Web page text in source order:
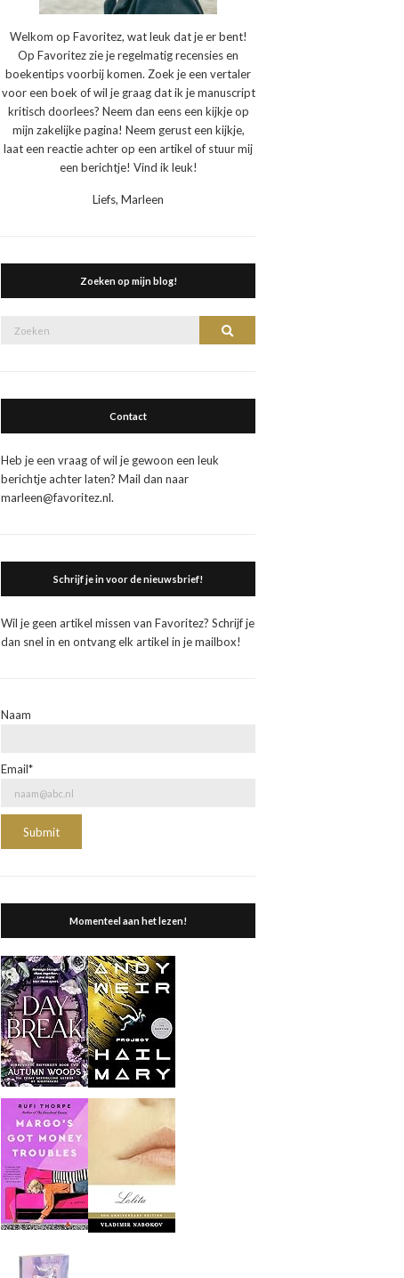
Welkom op Favoritez, wat leuk dat je er bent!
Op Favoritez zie je regelmatig recensies en
boekentips voorbij komen. Zoek je een vertaler
voor een boek of wil je graag dat ik je manuscript
kritisch doorlees? Neem dan eens een kijkje op
mijn zakelijke pagina! Neem gerust een kijkje,
laat een reactie achter op een artikel of stuur mij
een berichtje! Vind ik leuk!
Liefs, Marleen
Zoeken op mijn blog!
Zoek
Zoeken
Contact
Heb je een vraag of wil je gewoon een leuk
berichtje achter laten? Mail dan naar
marleen@favoritez.nl.
Schrijf je in voor de nieuwsbrief!
Wil je geen artikel missen van Favoritez? Schrijf je
dan snel in en ontvang elk artikel in je mailbox!
Naam
Email*
Momenteel aan het lezen!